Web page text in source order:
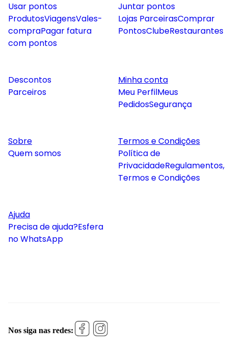
Usar pontos
ProdutosViagensVales-
compraPagar fatura
com pontos
Juntar pontos
Lojas ParceirasComprar
PontosClubeRestaurantes
Descontos
Parceiros
Minha conta
Meu PerfilMeus
PedidosSegurança
Sobre
Quem somos
Termos e Condições
Política de
PrivacidadeRegulamentos,
Termos e Condições
Ajuda
Precisa de ajuda?Esfera
no WhatsApp
Nos siga nas redes: